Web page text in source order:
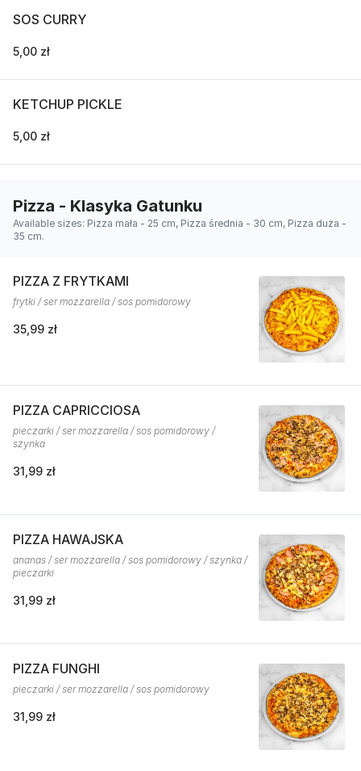
SOS CURRY
5,00 zł
KETCHUP PICKLE
5,00 zł
Pizza - Klasyka Gatunku
Available sizes: Pizza mała - 25 cm, Pizza średnia - 30 cm, Pizza duża -
35 cm.
PIZZA Z FRYTKAMI
frytki / ser mozzarella / sos pomidorowy
35,99 zł
PIZZA CAPRICCIOSA
pieczarki / ser mozzarella / sos pomidorowy /
szynka
31,99 zł
PIZZA HAWAJSKA
ananas / ser mozzarella / sos pomidorowy / szynka /
pieczarki
31,99 zł
PIZZA FUNGHI
pieczarki / ser mozzarella / sos pomidorowy
31,99 zł